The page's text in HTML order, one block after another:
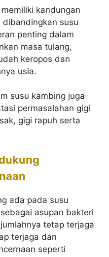
kandungan
susu
penting dalam
masa tulang,
keropos dan
usia.
susu kambing juga
permasalahan gigi
gigi rapuh serta
ada pada susu
asupan bakteri
tetap terjaga
terjaga dan
seperti